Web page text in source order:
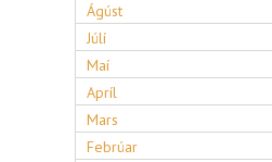
Ágúst
Júlí
Maí
Apríl
Mars
Febrúar